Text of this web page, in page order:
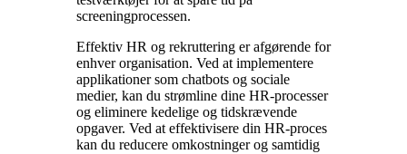
screeningprocessen.
Effektiv HR og rekruttering er afgørende for
enhver organisation. Ved at implementere
applikationer som chatbots og sociale
medier, kan du strømline dine HR-processer
og eliminere kedelige og tidskrævende
opgaver. Ved at effektivisere din HR-proces
kan du reducere omkostninger og samtidig